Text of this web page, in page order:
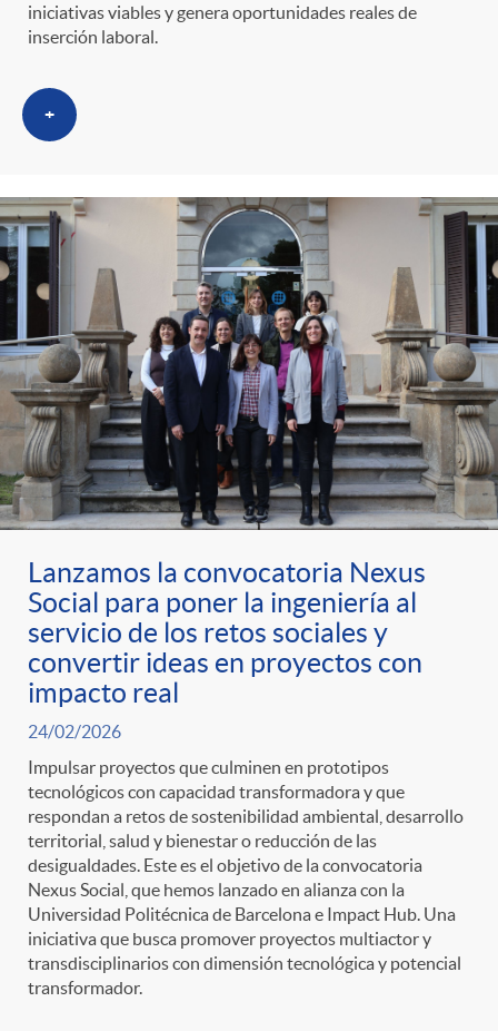
iniciativas viables y genera oportunidades reales de
inserción laboral.
+
Lanzamos la convocatoria Nexus
Social para poner la ingeniería al
servicio de los retos sociales y
convertir ideas en proyectos con
impacto real
24/02/2026
Impulsar proyectos que culminen en prototipos
tecnológicos con capacidad transformadora y que
respondan a retos de sostenibilidad ambiental, desarrollo
territorial, salud y bienestar o reducción de las
desigualdades. Este es el objetivo de la convocatoria
Nexus Social, que hemos lanzado en alianza con la
Universidad Politécnica de Barcelona e Impact Hub. Una
iniciativa que busca promover proyectos multiactor y
transdisciplinarios con dimensión tecnológica y potencial
transformador.